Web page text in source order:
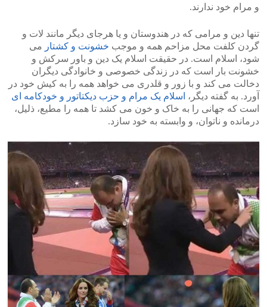
و مرام خود ندارند.
تنها دین و مرامی که در هندوستان و یا هرجای دیگر مانند لات و
گردن کلفت محل مزاحم همه و موجب خشونت و کشتار می
شود، اسلام است. در حقیقت اسلام یک دین و باور سرکش و
خشونت بار است که در زندگی خصوصی و خانوادگی دیگران
دخالت می کند و با زور و قلدری می خواهد همه را به کیش خود در
آورد. به گفته دیگر، اسلام یک مرام و حزب دیکتاتور و خودکامه ای
است که جهانی را به خاک و خون می کشد تا همه را مطیع، ذلیل،
درمانده و ناتوان، و وابسته به خود سازد.